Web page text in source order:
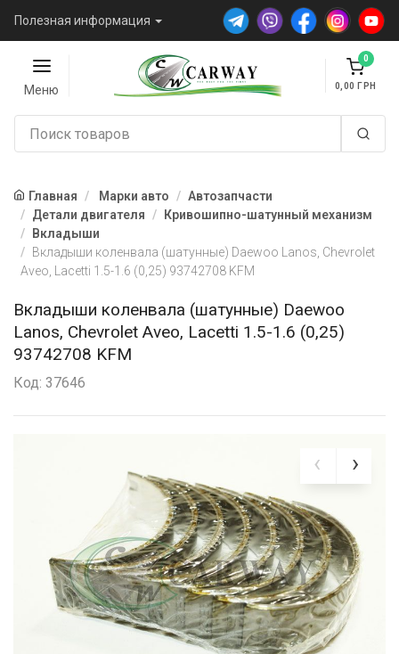
Полезная информация
Меню
0
0,00
Главная Марки авто
Автозапчасти
Детали двигателя
Кривошипно-шатунный механизм
Вкладыши
Вкладыши коленвала (шатунные) Daewoo Lanos, Chevrolet
Aveo, Lacetti 1.5-1.6 (0,25) 93742708 KFM
Вкладыши коленвала (шатунные) Daewoo
Lanos, Chevrolet Aveo, Lacetti 1.5-1.6 (0,25)
93742708 KFM
Код: 37646